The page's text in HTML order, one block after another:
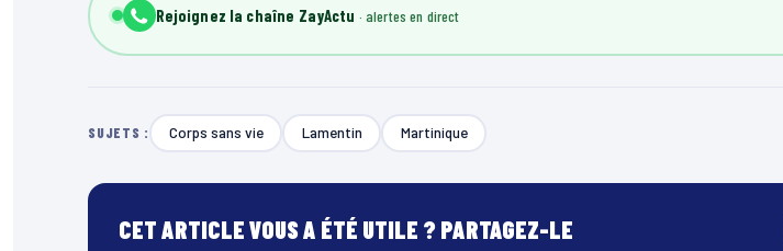
Rejoignez la chaîne ZayActu
SUJETS : Corps sans vie Lamentin Martinique
CET ARTICLE VOUS A ÉTÉ UTILE ? PARTAGEZ-LE